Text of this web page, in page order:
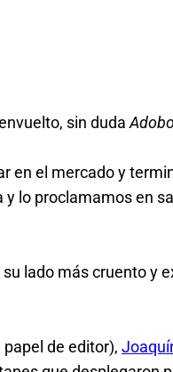
sin duda
el mercado y
y lo proclamamos en
lado más cruento y
de editor),